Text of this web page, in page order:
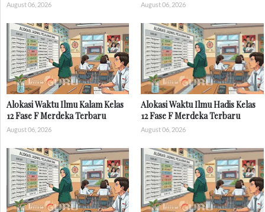
August 06, 2026 August 06, 2026
Alokasi Waktu Ilmu Kalam Kelas
12 Fase F Merdeka Terbaru
August 06, 2026
Alokasi Waktu Ilmu Hadis Kelas
12 Fase F Merdeka Terbaru
August 06, 2026